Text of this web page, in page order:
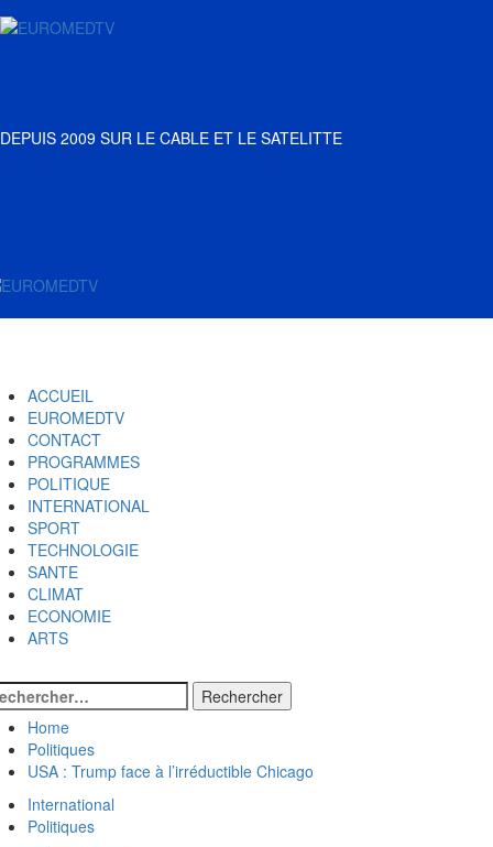
ACCUEIL
EUROMEDTV
CONTACT
PROGRAMMES
POLITIQUE
INTERNATIONAL
SPORT
TECHNOLOGIE
SANTE
CLIMAT
ECONOMIE
ARTS
Home
Politiques
USA : Trump face à l’irréductible Chicago
International
Politiques